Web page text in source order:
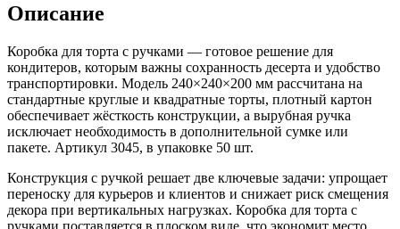
Описание
Коробка для торта с ручками — готовое решение для
кондитеров, которым важны сохранность десерта и удобство
транспортировки. Модель 240×240×200 мм рассчитана на
стандартные круглые и квадратные торты, плотный картон
обеспечивает жёсткость конструкции, а вырубная ручка
исключает необходимость в дополнительной сумке или
пакете. Артикул 3045, в упаковке 50 шт.
Конструкция с ручкой решает две ключевые задачи: упрощает
переноску для курьеров и клиентов и снижает риск смещения
декора при вертикальных нагрузках. Коробка для торта с
ручками поставляется в плоском виде, что экономит место